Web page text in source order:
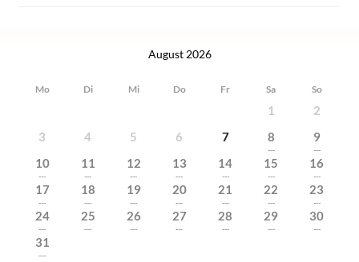
August 2026
Mo Di Mi Do Fr Sa So
1
2
3
4 5 6 7 8
---
9
---
10
---
11
---
12
---
13
---
14
---
15
---
16
---
17
---
18
---
19
---
20
---
21
---
22
---
23
---
24
---
25
---
26
---
27
---
28
---
29
---
30
---
31
---